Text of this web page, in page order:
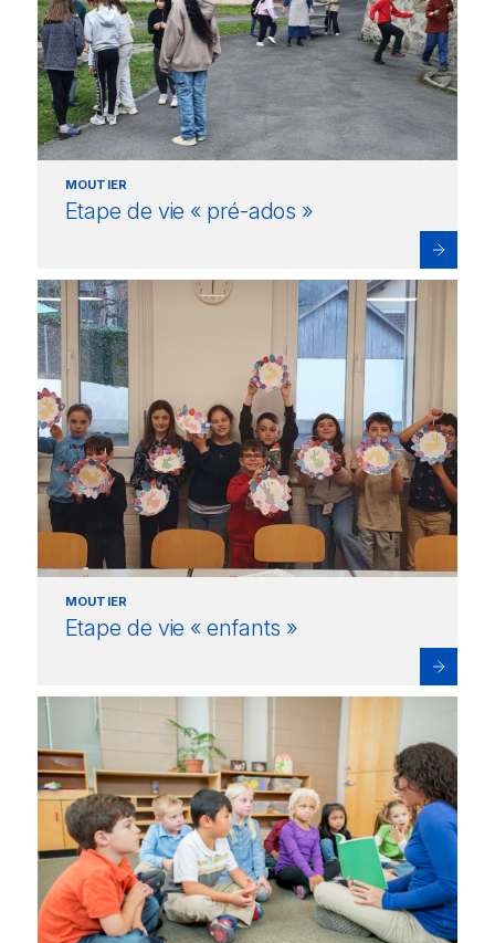
MOUTIER
Etape de vie « pré-ados »
MOUTIER
Etape de vie « enfants »